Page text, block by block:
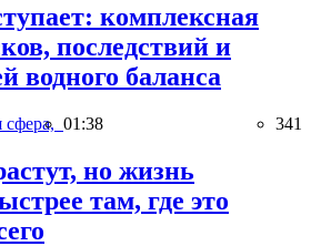
комплексная
последствий и
водного баланса
сфера, 01:38 341
но жизнь
там, где это